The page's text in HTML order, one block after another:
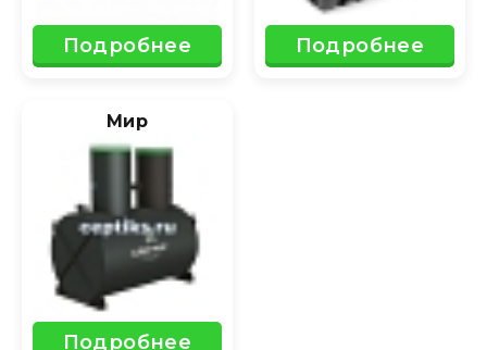
Подробнее Подробнее
Мир
Подробнее